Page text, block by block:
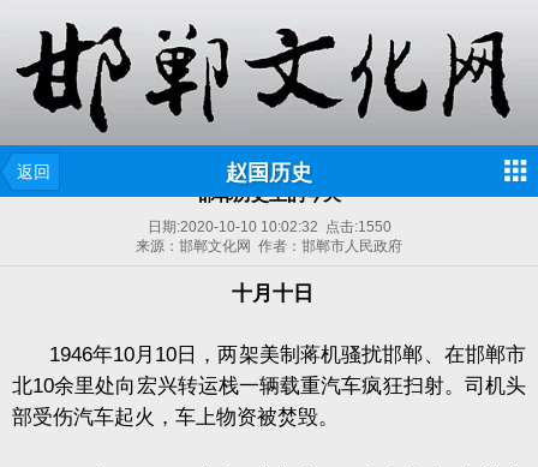
返回 赵国历史
邯郸历史上的今天
日期:2020-10-10 10:02:32 点击:1550
来源：邯郸文化网 作者：邯郸市人民政府
十月十日
1946年10月10日，两架美制蒋机骚扰邯郸、在邯郸市
北10余里处向宏兴转运栈一辆载重汽车疯狂扫射。司机头
部受伤汽车起火，车上物资被焚毁。